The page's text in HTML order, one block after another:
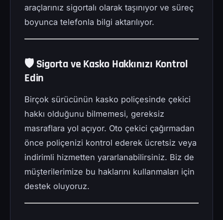
araçlarınız sigortalı olarak taşınıyor ve süreç
boyunca telefonla bilgi aktarılıyor.
🛡️ Sigorta ve Kasko Hakkınızı Kontrol
Edin
Birçok sürücünün kasko poliçesinde çekici
hakkı olduğunu bilmemesi, gereksiz
masraflara yol açıyor. Oto çekici çağırmadan
önce poliçenizi kontrol ederek ücretsiz veya
indirimli hizmetten yararlanabilirsiniz. Biz de
müşterilerimize bu haklarını kullanmaları için
destek oluyoruz.